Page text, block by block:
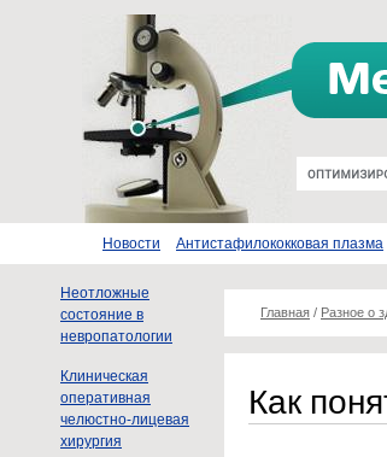
Новости Антистафилококковая плазма
Неотложные
состояние в
невропатологии
Клиническая
оперативная
челюстно-лицевая
хирургия
Главная / Разное о
Как